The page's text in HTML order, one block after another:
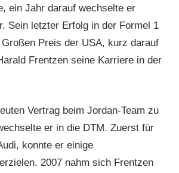
ein Jahr darauf wechselte er
Sein letzter Erfolg in der Formel 1
Preis der USA, kurz darauf
Frentzen seine Karriere in der
Vertrag beim Jordan-Team zu
er in die DTM. Zuerst für
konnte er einige
2007 nahm sich Frentzen